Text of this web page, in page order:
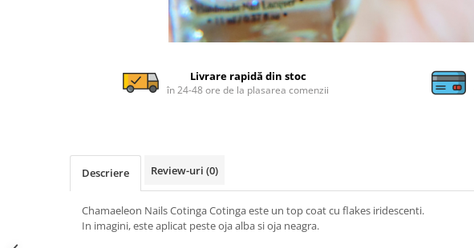
Livrare rapidă din stoc
în 24-48 ore de la plasarea comenzii
Descriere Review-uri (0)
Chamaeleon Nails Cotinga Cotinga este un top coat cu flakes iridescenti.
In imagini, este aplicat peste oja alba si oja neagra.